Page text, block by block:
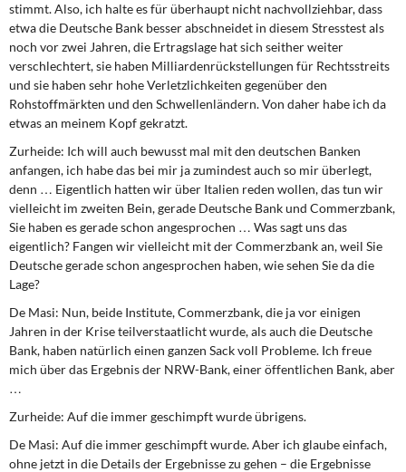
Über mich
Kontakt
stimmt. Also, ich halte es für überhaupt nicht nachvollziehbar, dass
etwa die Deutsche Bank besser abschneidet in diesem Stresstest als
noch vor zwei Jahren, die Ertragslage hat sich seither weiter
verschlechtert, sie haben Milliardenrückstellungen für Rechtsstreits
und sie haben sehr hohe Verletzlichkeiten gegenüber den
Rohstoffmärkten und den Schwellenländern. Von daher habe ich da
etwas an meinem Kopf gekratzt.
Zurheide: Ich will auch bewusst mal mit den deutschen Banken
anfangen, ich habe das bei mir ja zumindest auch so mir überlegt,
denn … Eigentlich hatten wir über Italien reden wollen, das tun wir
vielleicht im zweiten Bein, gerade Deutsche Bank und Commerzbank,
Sie haben es gerade schon angesprochen … Was sagt uns das
eigentlich? Fangen wir vielleicht mit der Commerzbank an, weil Sie
Deutsche gerade schon angesprochen haben, wie sehen Sie da die
Lage?
De Masi: Nun, beide Institute, Commerzbank, die ja vor einigen
Jahren in der Krise teilverstaatlicht wurde, als auch die Deutsche
Bank, haben natürlich einen ganzen Sack voll Probleme. Ich freue
mich über das Ergebnis der NRW-Bank, einer öffentlichen Bank, aber
…
Zurheide: Auf die immer geschimpft wurde übrigens.
De Masi: Auf die immer geschimpft wurde. Aber ich glaube einfach,
ohne jetzt in die Details der Ergebnisse zu gehen – die Ergebnisse